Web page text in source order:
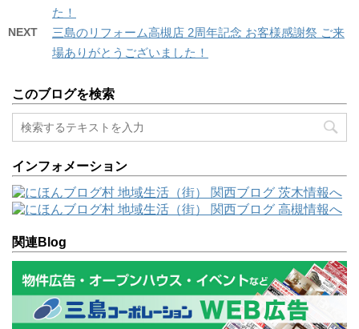
た！
NEXT
三島のリフォーム高槻店 2周年記念 お客様感謝祭 ご来
場ありがとうございました！
このブログを検索
インフォメーション
関連Blog